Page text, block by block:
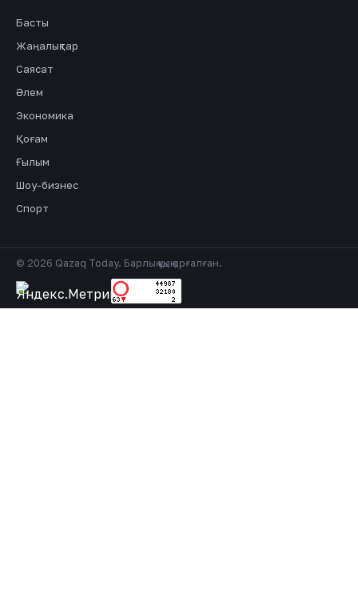
Басты
Жаңалықтар
Саясат
Әлем
Экономика
Қоғам
Ғылым
Шоу-бизнес
Спорт
© 2026 Qazaq Today. Барлық құқық қорғалған.